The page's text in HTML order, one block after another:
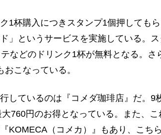
1杯購入につきスタンプ1個押しても
」というサービスを実施している。
などのドリンク1杯が無料となる。さ
こなっている。
しているのは『コメダ珈琲店』だ。9
760円のお得となっている。また、こ
KOMECA（コメカ）』もあり、こち